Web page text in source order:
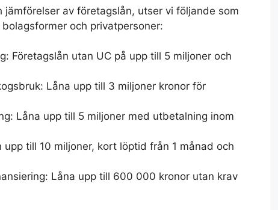
av företagslån, utser vi följande som
och privatpersoner:
Företagslån utan UC på upp till 5 miljoner och
Låna upp till 3 miljoner kronor för
Låna upp till 5 miljoner med utbetalning inom
till 10 miljoner, kort löptid från 1 månad och
Låna upp till 600 000 kronor utan krav